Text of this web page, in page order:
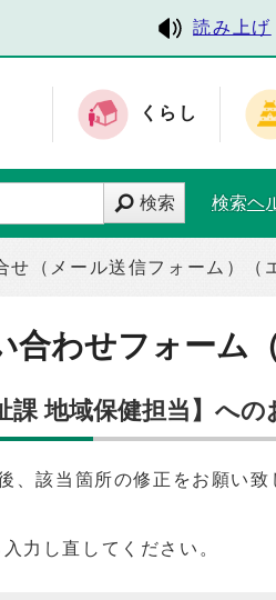
読み上げ
くらし
検索 検索ヘ
せ（メール送信フォーム）（
合わせフォーム
課 地域保健担当】への
、該当箇所の修正をお願い致
力し直してください。